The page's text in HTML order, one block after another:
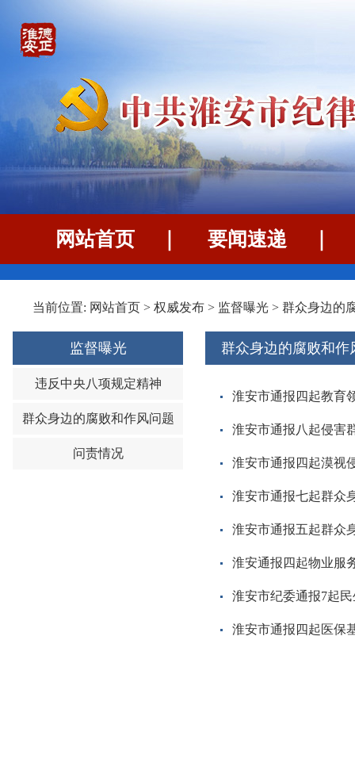
网站首页 要闻速递
当前位置: 网站首页 > 权威发布 > 监督曝光 > 群众身边的
监督曝光
违反中央八项规定精神
群众身边的腐败和作风问题
问责情况
群众身边的腐败和作
淮安市通报四起教育
淮安市通报八起侵害
淮安市通报四起漠视
淮安市通报七起群众
淮安市通报五起群众
淮安通报四起物业服
淮安市纪委通报7起
淮安市通报四起医保